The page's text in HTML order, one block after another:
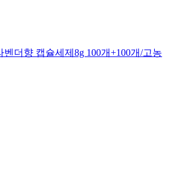
더향 캡슐세제8g 100개+100개/고농